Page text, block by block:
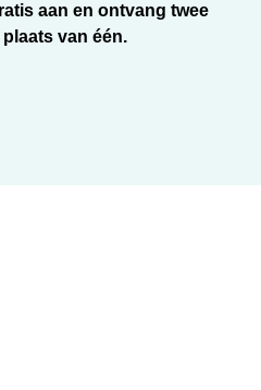
aan en ontvang twee
van één.